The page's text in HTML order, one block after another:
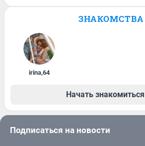
ЗНАКОМСТВА
irina,64
Начать знакомиться
Подписаться на новости